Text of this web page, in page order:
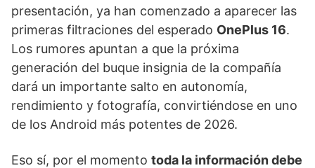
presentación, ya han comenzado a aparecer las
primeras filtraciones del esperado OnePlus 16.
Los rumores apuntan a que la próxima
generación del buque insignia de la compañía
dará un importante salto en autonomía,
rendimiento y fotografía, convirtiéndose en uno
de los Android más potentes de 2026.
Eso sí, por el momento toda la información debe